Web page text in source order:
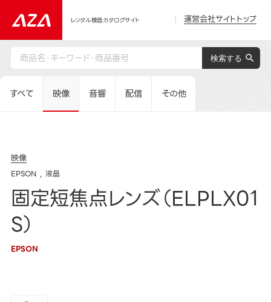
レンタル機器カタログサイト 運営会社サイトトップ
すべて 映像 音響 配信 その他
映像
EPSON 液晶
固定短焦点レンズ（ELPLX01
S）
EPSON